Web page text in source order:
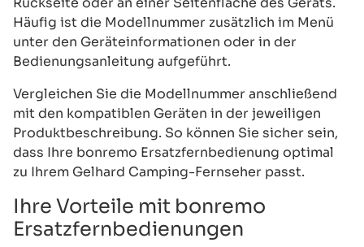
Häufig ist die Modellnummer zusätzlich im Menü
unter den Geräteinformationen oder in der
Bedienungsanleitung aufgeführt.
Vergleichen Sie die Modellnummer anschließend
mit den kompatiblen Geräten in der jeweiligen
Produktbeschreibung. So können Sie sicher sein,
dass Ihre bonremo Ersatzfernbedienung optimal
zu Ihrem Gelhard Camping-Fernseher passt.
Ihre Vorteile mit bonremo
Ersatzfernbedienungen